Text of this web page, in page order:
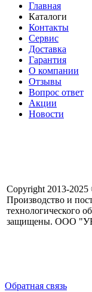
Главная
Каталоги
Контакты
Сервис
Доставка
Гарантия
О компании
Отзывы
Вопрос ответ
Акции
Новости
Copyright 2013-
Производство и
технологического
защищены. ООО
Обратная связь